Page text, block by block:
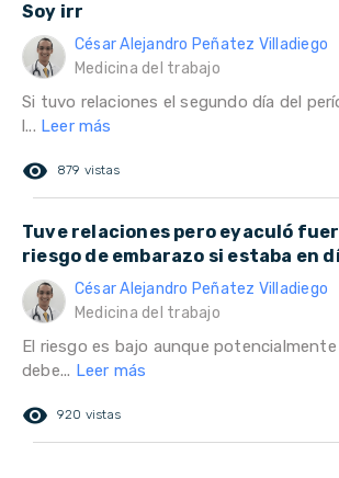
Soy irr
César Alejandro Peñatez Villadiego
Medicina del trabajo
Si tuvo relaciones el segundo día del
l... Leer más
remove_red_eye 879 vistas
Tuve relaciones pero eyaculó
riesgo de embarazo si estaba en
César Alejandro Peñatez Villadiego
Medicina del trabajo
El riesgo es bajo aunque
debe... Leer más
remove_red_eye 920 vistas